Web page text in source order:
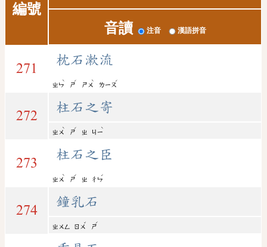
編號
音讀 注音 漢語拼音
271
枕石漱流
ㄓㄣ
ˋ
ㄕ
ˊ
ㄕㄨ
ˋ
ㄌㄧㄡ
ˊ
272
柱石之寄
ㄓㄨ
ˋ
ㄕ
ˊ
ㄓ ㄐㄧ
ˋ
273
柱石之臣
ㄓㄨ
ˋ
ㄕ
ˊ
ㄓ ㄔㄣ
ˊ
274
鐘乳石
ㄓㄨㄥ ㄖㄨ
ˇ
ㄕ
ˊ